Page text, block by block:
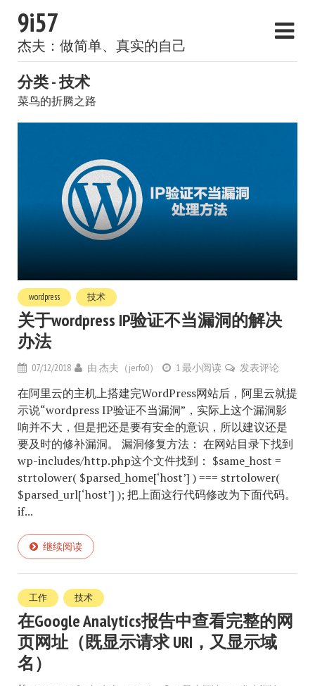
9i57
杰夫：做简单、真实的自己
分类 - 技术
菜鸟的折腾之路
wordpress 技术
关于wordpress IP验证不当漏洞的解决
办法
07/12/2018 由 杰夫（jerfo0） 1 最小阅读 发表评论
在阿里云的主机上搭建完WordPress网站后，阿里云就提
示说“wordpress IP验证不当漏洞”，实际上这个漏洞影
响并不大，但是把还是要有安全的意识，所以建议还是
要及时的修补漏洞。 漏洞修复方法： 在网站目录下找到
wp-includes/http.php这个文件找到： $same_host =
strtolower( $parsed_home[‘host’] ) === strtolower(
$parsed_url[‘host’] ); 把上面这行代码修改为下面代码。
if...
继续阅读
工作 技术
在Google Analytics报告中查看完整的网
页网址（既显示请求 URI，又显示域
名）